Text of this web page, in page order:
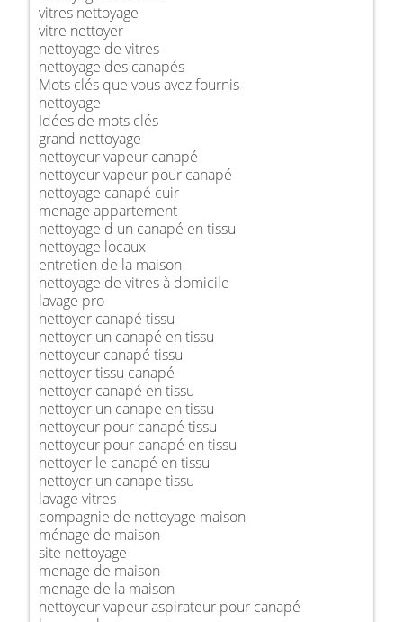
vitres nettoyage
vitre nettoyer
nettoyage de vitres
nettoyage des canapés
Mots clés que vous avez fournis
nettoyage
Idées de mots clés
grand nettoyage
nettoyeur vapeur canapé
nettoyeur vapeur pour canapé
nettoyage canapé cuir
menage appartement
nettoyage d un canapé en tissu
nettoyage locaux
entretien de la maison
nettoyage de vitres à domicile
lavage pro
nettoyer canapé tissu
nettoyer un canapé en tissu
nettoyeur canapé tissu
nettoyer tissu canapé
nettoyer canapé en tissu
nettoyer un canape en tissu
nettoyeur pour canapé tissu
nettoyeur pour canapé en tissu
nettoyer le canapé en tissu
nettoyer un canape tissu
lavage vitres
compagnie de nettoyage maison
ménage de maison
site nettoyage
menage de maison
menage de la maison
nettoyeur vapeur aspirateur pour canapé